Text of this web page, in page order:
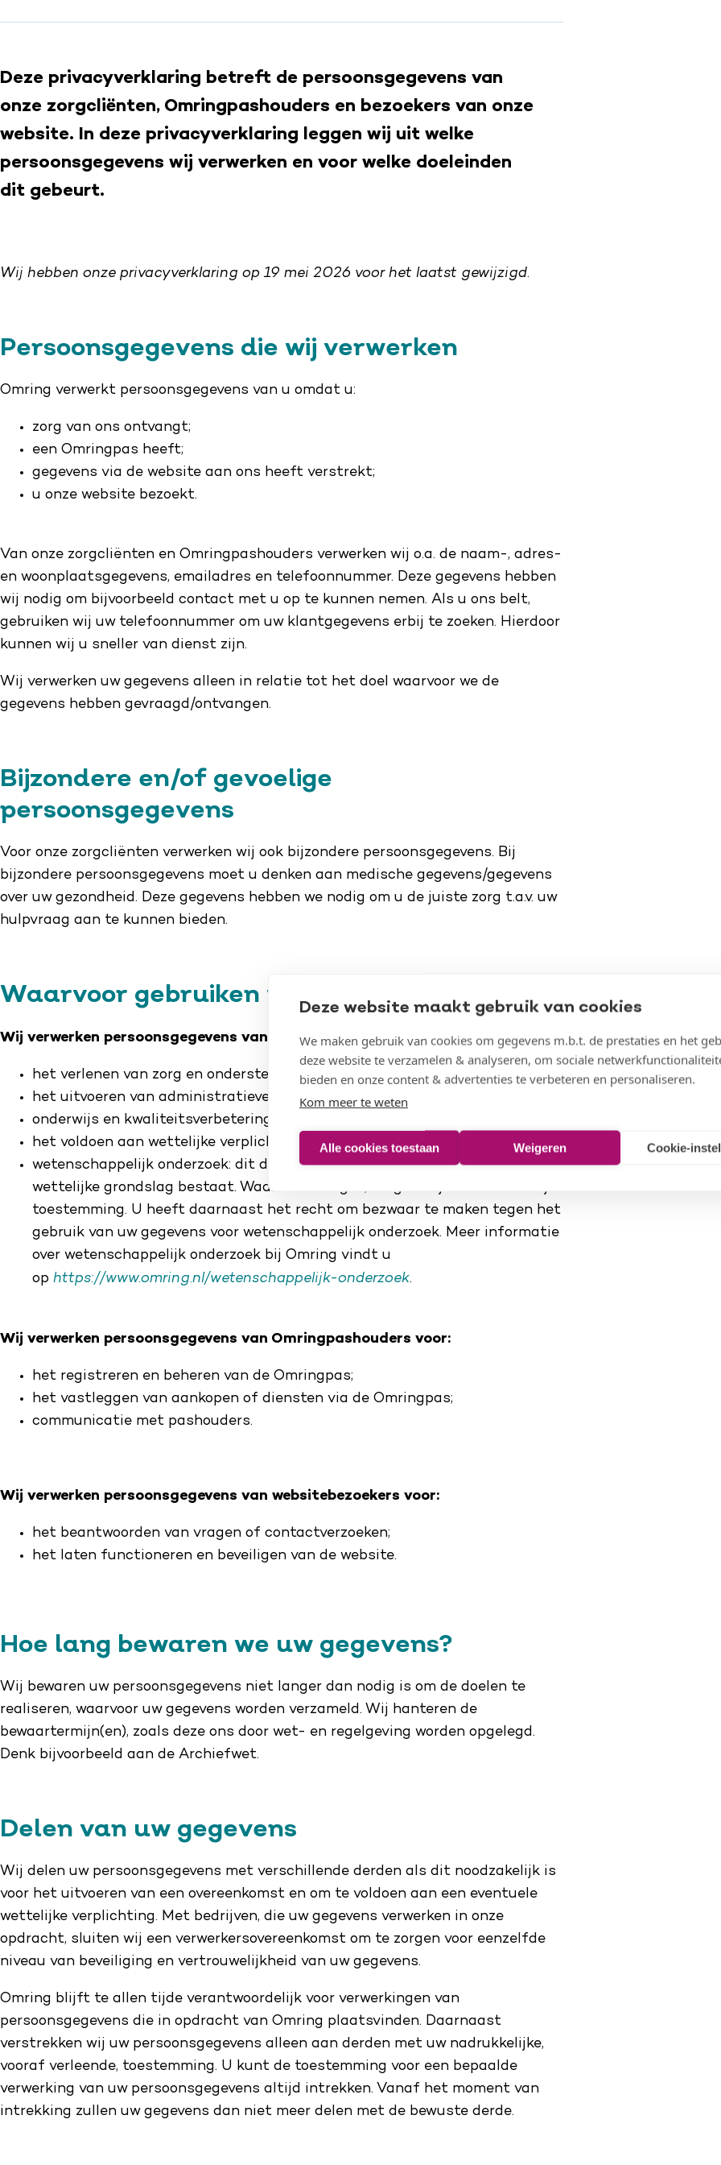
Deze website maakt gebruik van cookies
We maken gebruik van cookies om gegevens m.b.t. de prestaties en het
deze website te verzamelen & analyseren, om sociale
bieden en onze content & advertenties te verbeteren en personaliseren.
Kom meer te weten
Alle cookies toestaan Weigeren Cookie-
Deze privacyverklaring betreft de persoonsgegevens van
onze zorgcliënten, Omringpashouders en bezoekers van onze
website. In deze privacyverklaring leggen wij uit welke
persoonsgegevens wij verwerken en voor welke doeleinden
dit gebeurt.
Wij hebben onze privacyverklaring op 19 mei 2026 voor het laatst gewijzigd.
Persoonsgegevens die wij verwerken
Omring verwerkt persoonsgegevens van u omdat u:
zorg van ons ontvangt;
een Omringpas heeft;
gegevens via de website aan ons heeft verstrekt;
u onze website bezoekt.
Van onze zorgcliënten en Omringpashouders verwerken wij o.a. de naam-, adres-
en woonplaatsgegevens, emailadres en telefoonnummer. Deze gegevens hebben
wij nodig om bijvoorbeeld contact met u op te kunnen nemen. Als u ons belt,
gebruiken wij uw telefoonnummer om uw klantgegevens erbij te zoeken. Hierdoor
kunnen wij u sneller van dienst zijn.
Wij verwerken uw gegevens alleen in relatie tot het doel waarvoor we de
gegevens hebben gevraagd/ontvangen.
Bijzondere en/of gevoelige
persoonsgegevens
Voor onze zorgcliënten verwerken wij ook bijzondere persoonsgegevens. Bij
bijzondere persoonsgegevens moet u denken aan medische gegevens/gegevens
over uw gezondheid. Deze gegevens hebben we nodig om u de juiste zorg t.a.v. uw
hulpvraag aan te kunnen bieden.
Waarvoor gebruiken we uw gegevens?
Wij verwerken persoonsgegevens van zorgcliënten voor:
het verlenen van zorg en ondersteuning;
het uitvoeren van administratieve en financiële taken (zoals declaraties);
onderwijs en kwaliteitsverbetering;
het voldoen aan wettelijke verplichtingen en toezicht.
wetenschappelijk onderzoek: dit doen wij alleen als daarvoor een geldige
wettelijke grondslag bestaat. Waar dat nodig is, vragen wij uw uitdrukkelijke
toestemming. U heeft daarnaast het recht om bezwaar te maken tegen het
gebruik van uw gegevens voor wetenschappelijk onderzoek. Meer informatie
over wetenschappelijk onderzoek bij Omring vindt u
op https://www.omring.nl/wetenschappelijk-onderzoek.
Wij verwerken persoonsgegevens van Omringpashouders voor:
het registreren en beheren van de Omringpas;
het vastleggen van aankopen of diensten via de Omringpas;
communicatie met pashouders.
Wij verwerken persoonsgegevens van websitebezoekers voor:
het beantwoorden van vragen of contactverzoeken;
het laten functioneren en beveiligen van de website.
Hoe lang bewaren we uw gegevens?
Wij bewaren uw persoonsgegevens niet langer dan nodig is om de doelen te
realiseren, waarvoor uw gegevens worden verzameld. Wij hanteren de
bewaartermijn(en), zoals deze ons door wet- en regelgeving worden opgelegd.
Denk bijvoorbeeld aan de Archiefwet.
Delen van uw gegevens
Wij delen uw persoonsgegevens met verschillende derden als dit noodzakelijk is
voor het uitvoeren van een overeenkomst en om te voldoen aan een eventuele
wettelijke verplichting. Met bedrijven, die uw gegevens verwerken in onze
opdracht, sluiten wij een verwerkersovereenkomst om te zorgen voor eenzelfde
niveau van beveiliging en vertrouwelijkheid van uw gegevens.
Omring blijft te allen tijde verantwoordelijk voor verwerkingen van
persoonsgegevens die in opdracht van Omring plaatsvinden. Daarnaast
verstrekken wij uw persoonsgegevens alleen aan derden met uw nadrukkelijke,
vooraf verleende, toestemming. U kunt de toestemming voor een bepaalde
verwerking van uw persoonsgegevens altijd intrekken. Vanaf het moment van
intrekking zullen uw gegevens dan niet meer delen met de bewuste derde.